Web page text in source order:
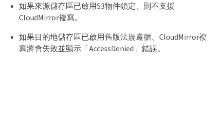
如果來源儲存區已啟用S3物件鎖定、則不支援
CloudMirror複寫。
如果目的地儲存區已啟用舊版法規遵循、CloudMirror複
寫將會失敗並顯示「AccessDenied」錯誤。